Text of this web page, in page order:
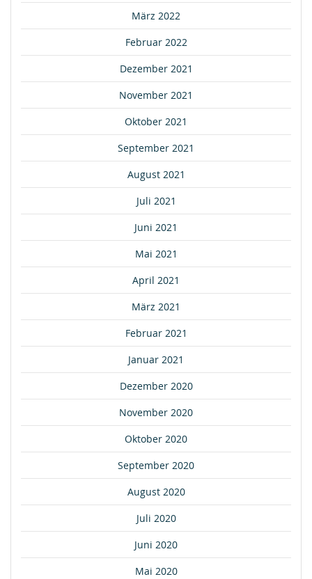
März 2022
Februar 2022
Dezember 2021
November 2021
Oktober 2021
September 2021
August 2021
Juli 2021
Juni 2021
Mai 2021
April 2021
März 2021
Februar 2021
Januar 2021
Dezember 2020
November 2020
Oktober 2020
September 2020
August 2020
Juli 2020
Juni 2020
Mai 2020